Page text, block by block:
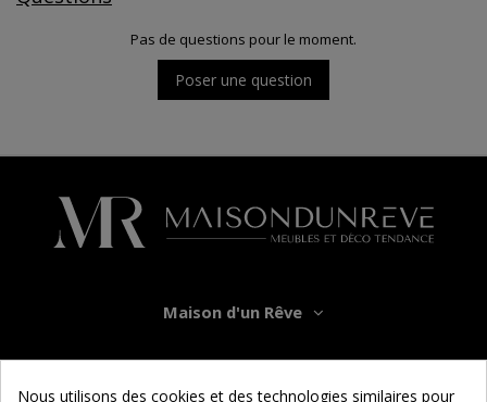
Pas de questions pour le moment.
Poser une question
Maison d'un Rêve
Informations
Nous utilisons des cookies et des technologies similaires pour